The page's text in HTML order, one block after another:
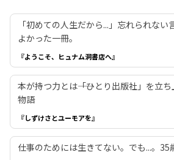
「初めての人生だから...」忘れられない
よかった一冊。
『ようこそ、ヒュナム洞書店へ』
本が持つ力とは――「ひとり出版社」を立
物語
『しずけさとユーモアを』
仕事のためには生きてない。でも...。35